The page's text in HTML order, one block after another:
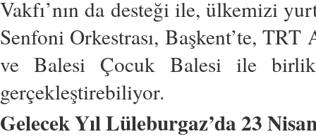
Vakfı’nın da desteği ile, ülkemizi
Senfoni Orkestrası, Başkent’te,
ve Balesi Çocuk Balesi ile
gerçekleştirebiliyor.
Gelecek Yıl Lüleburgaz’da 23